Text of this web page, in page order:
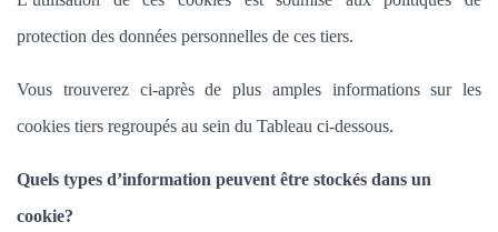
protection des données personnelles de ces tiers.
Vous trouverez ci-après de plus amples informations sur les
cookies tiers regroupés au sein du Tableau ci-dessous.
Quels types d’information peuvent être stockés dans un
cookie?